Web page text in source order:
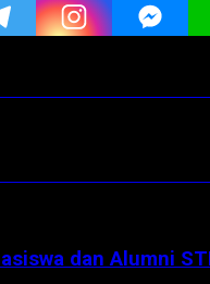
dan Alumni